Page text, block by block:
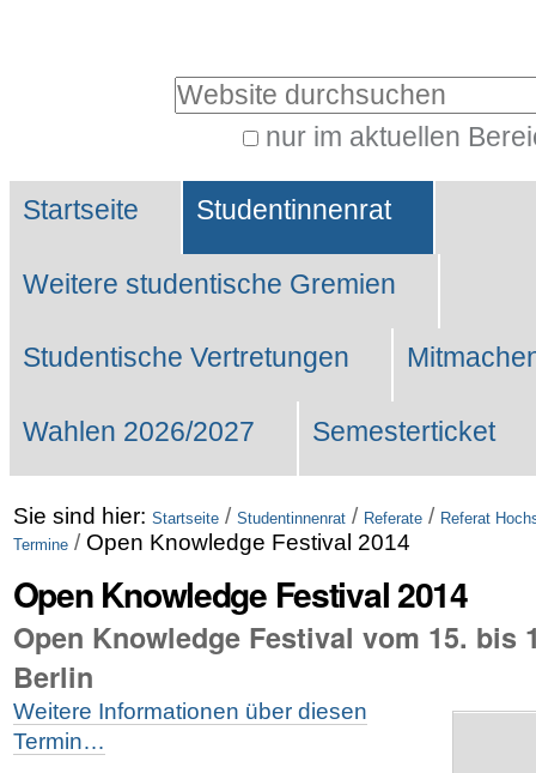
Website durchsuchen
nur im aktuellen
Suche…
Sektionen
Startseite Studentinnenrat
Weitere studentische Gremien
Studentische Vertretungen
Wahlen 2026/2027 Semesterticket
Sie sind hier: Startseite / Studentinnenrat / Referate / Referat
Termine / Open Knowledge Festival 2014
Open Knowledge Festival 2014
Open Knowledge Festival vom 15. bis
Berlin
Weitere Informationen über diesen
Termin…